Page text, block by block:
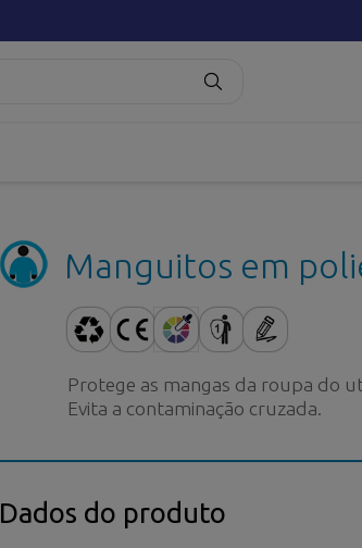
Manguitos em
Protege as mangas da roupa do
Evita a contaminação cruzada.
Dados do produto